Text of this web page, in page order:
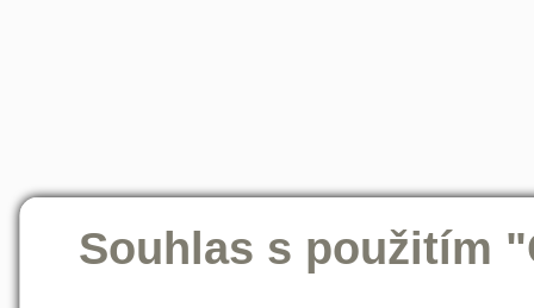
Souhlas s použitím